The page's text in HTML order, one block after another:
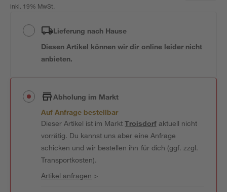
inkl. 19% MwSt.
Lieferung nach Hause
Diesen Artikel können wir dir online leider nicht
anbieten.
Abholung im Markt
Auf Anfrage bestellbar
Dieser Artikel ist im MarktTroisdorfaktuell nicht
vorrätig. Du kannst uns aber eine Anfrage
schicken und wir bestellen ihn für dich (ggf. zzgl.
Transportkosten).
Artikel anfragen >